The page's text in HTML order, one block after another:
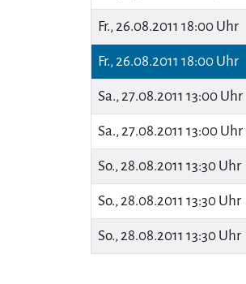
Fr., 26.08.2011 18:00 Uhr
Fr., 26.08.2011 18:00 Uhr
Sa., 27.08.2011 13:00 Uhr
Sa., 27.08.2011 13:00 Uhr
So., 28.08.2011 13:30 Uhr
So., 28.08.2011 13:30 Uhr
So., 28.08.2011 13:30 Uhr